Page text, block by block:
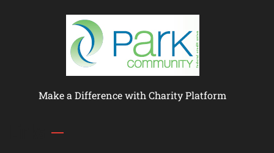
Make a Difference with Charity Platform